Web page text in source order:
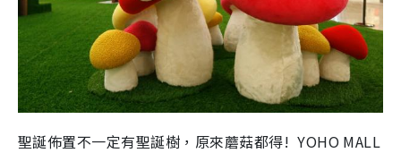
聖誕佈置不一定有聖誕樹，原來蘑菇都得! YOHO MALL